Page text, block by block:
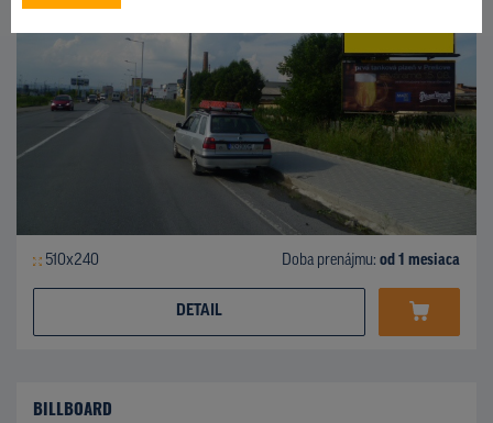
510x240 Doba prenájmu: od 1 mesiaca
DETAIL
BILLBOARD